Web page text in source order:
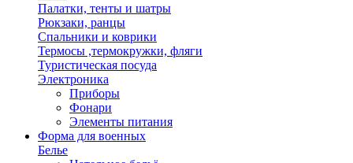
Палатки, тенты и шатры
Рюкзаки, ранцы
Спальники и коврики
Термосы ,термокружки, фляги
Туристическая посуда
Электроника
Приборы
Фонари
Элементы питания
Форма для военных
Белье